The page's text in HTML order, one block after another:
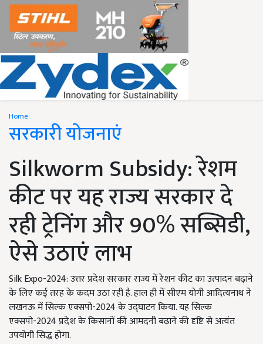
Home
सरकारी योजनाएं
Silkworm Subsidy: रेशम
कीट पर यह राज्य सरकार दे
रही ट्रेनिंग और 90% सब्सिडी,
ऐसे उठाएं लाभ
Silk Expo-2024: उत्तर प्रदेश सरकार राज्य में रेशन कीट का उत्पादन बढ़ाने
के लिए कई तरह के कदम उठा रही है. हाल ही में सीएम योगी आदित्यनाथ ने
लखनऊ में सिल्क एक्सपो-2024 के उद्घाटन किया. यह सिल्क
एक्सपो-2024 प्रदेश के किसानों की आमदनी बढ़ाने की दृष्टि से अत्यंत
उपयोगी सिद्ध होगा.